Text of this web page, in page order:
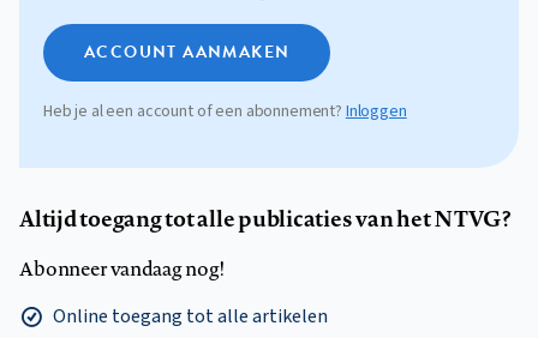
ACCOUNT AANMAKEN
Heb je al een account of een abonnement?Inloggen
Altijd toegang tot alle publicaties van het NTVG?
Abonneer vandaag nog!
Online toegang tot alle artikelen